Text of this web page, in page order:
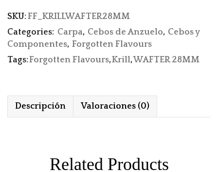
SKU: FF_KRILLWAFTER28MM
Categories: Carpa, Cebos de Anzuelo, Cebos y
Componentes, Forgotten Flavours
Tags:Forgotten Flavours,Krill,WAFTER 28MM
Descripción Valoraciones (0)
Related Products